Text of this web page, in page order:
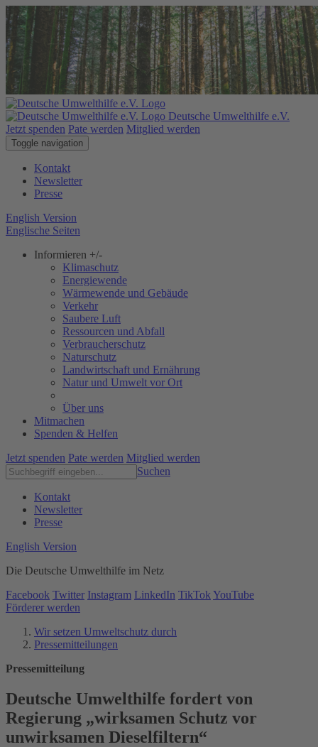
Deutsche Umwelthilfe e.V.
Jetzt spenden Pate werden Mitglied werden
Toggle navigation
Kontakt
Newsletter
Presse
English Version
Englische Seiten
Informieren +/-
Klimaschutz
Energiewende
Wärmewende und Gebäude
Verkehr
Saubere Luft
Ressourcen und Abfall
Verbraucherschutz
Naturschutz
Landwirtschaft und Ernährung
Natur und Umwelt vor Ort
Über uns
Mitmachen
Spenden & Helfen
Jetzt spenden Pate werden Mitglied werden
Suchen
Kontakt
Newsletter
Presse
English Version
Die Deutsche Umwelthilfe im Netz
Facebook Twitter Instagram LinkedIn TikTok YouTube
Förderer werden
Wir setzen Umweltschutz durch
Pressemitteilungen
Pressemitteilung
Deutsche Umwelthilfe fordert von
Regierung „wirksamen Schutz vor
unwirksamen Dieselfiltern“